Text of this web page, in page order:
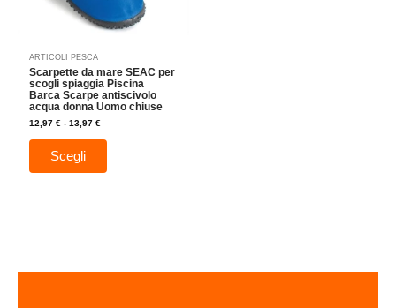
ARTICOLI PESCA
Scarpette da mare SEAC per
scogli spiaggia Piscina
Barca Scarpe antiscivolo
acqua donna Uomo chiuse
12,97€ - 13,97€
Scegli
essere
scelte
del
prodotto